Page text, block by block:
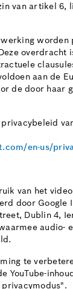
van artikel 6,
worden
overdracht
aan de
de door haar
en-us/
van het
door Google
Dublin 4,
audio-
te
YouTube-